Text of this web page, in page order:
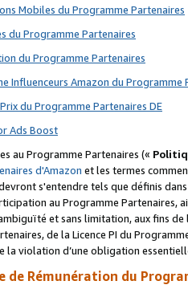
Mobiles du Programme Partenaires
du Programme Partenaires
du Programme Partenaires
Influenceurs Amazon du Programme
du Programme Partenaires DE
Ads Boost
au Programme Partenaires («
d'Amazon et les termes
s'entendre tels que définis
au Programme Partenaires,
et sans limitation, aux fins
de la Licence PI du
la violation d’une obligation
de Rémunération du